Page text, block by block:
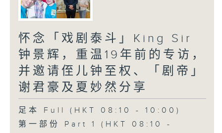
怀念「戏剧泰斗」King Sir
钟景辉，重温19年前的专访，
并邀请侄儿钟至权、「剧帝」
谢君豪及夏妙然分享
足本 Full (HKT 08:10 - 10:00)
第一部份 Part 1 (HKT 08:10 -